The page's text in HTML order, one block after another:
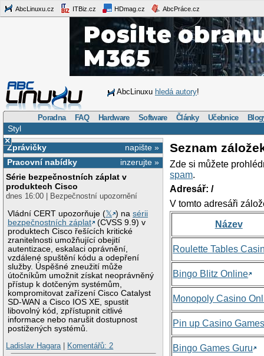
AbcLinuxu.cz ITBiz.cz HDmag.cz AbcPráce.cz
AbcLinuxu hledá autory!
Poradna FAQ Hardware Software Články Učebnice
Styl
×
napište »
Zprávičky
inzerujte »
Pracovní nabídky
Série bezpečnostních záplat v
produktech Cisco
dnes 16:00 | Bezpečnostní upozornění
Vládní CERT upozorňuje (𝕏 ) nasérii
bezpečnostních záplat
(CVSS 9.9) v
produktech Cisco řešících kritické
zranitelnosti umožňující obejití
autentizace, eskalaci oprávnění,
vzdálené spuštění kódu a odepření
služby. Úspěšné zneužití může
útočníkům umožnit získat neoprávněný
přístup k dotčeným systémům,
kompromitovat zařízení Cisco Catalyst
SD-WAN a Cisco IOS XE, spustit
libovolný kód, zpřístupnit citlivé
informace nebo narušit dostupnost
postižených systémů.
Ladislav Hagara| Komentářů: 2
Seznam
Zde si můžete
spam.
Adresář: /
V tomto adresáři
Název
Roulette Tables
Bingo Blitz Online
Monopoly Casino
Pin up Casino
Bingo Games Guru